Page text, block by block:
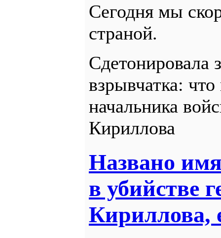
Сегодня мы
страной.
Сдетонировала
взрывчатка:
начальника
Кириллова
Названо
в убийстве
Кириллова,